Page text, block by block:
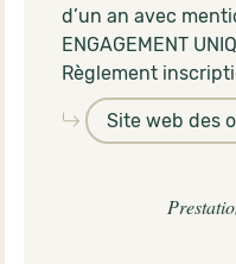
d’un an avec
ENGAGEMENT
Règlement
Site web des